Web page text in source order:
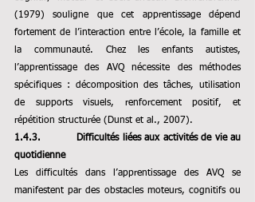
(1979) souligne que cet apprentissage dépend
fortement de l’interaction entre l’école, la famille et
la communauté. Chez les enfants autistes,
l’apprentissage des AVQ nécessite des méthodes
spécifiques : décomposition des tâches, utilisation
de supports visuels, renforcement positif, et
répétition structurée (Dunst et al., 2007).
1.4.3.          Difficultés liées aux activités de vie au
quotidienne
Les difficultés dans l’apprentissage des AVQ se
manifestent par des obstacles moteurs, cognitifs ou